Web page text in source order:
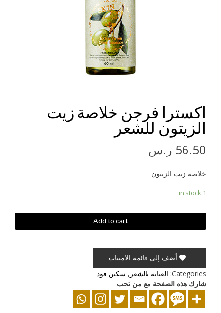
اكسترا فرجن خلاصة زيت
الزيتون للشعر
56.50 ر.س
خلاصة زيت الزيتون
1 in stock
فرجن
زيت
للشعر
quantity
Add to cart
أضف إلى قائمة الامنيات
Categories: العناية بالشعر , سكين فود
شارك هذه الصفحة مع من تحب